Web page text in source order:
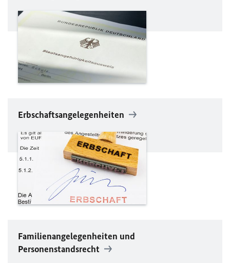
Erbschaftsangelegenheiten
Familienangelegenheiten und
Personenstandsrecht